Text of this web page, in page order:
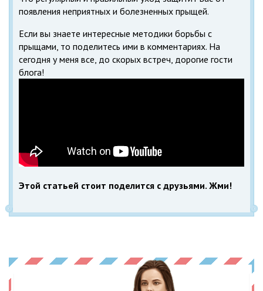
появления неприятных и болезненных прыщей.
Если вы знаете интересные методики борьбы с
прыщами, то поделитесь ими в комментариях. На
сегодня у меня все, до скорых встреч, дорогие гости
блога!
Этой статьей стоит поделится с друзьями. Жми!